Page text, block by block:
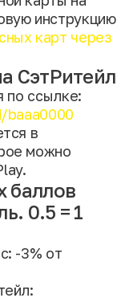
инструкцию
карт через
СэтРитейл
по ссылке:
в
можно
баллов
0.5 = 1
-3% от